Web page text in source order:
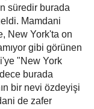
süredir burada
Mamdani
New York'ta on
gibi görünen
"New York
burada
bir nevi özdeyişi
de zafer